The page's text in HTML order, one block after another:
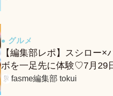
● グルメ
【編集部レポ】スシロー×
ボを一足先に体験♡7月29
ー＆グッズをレポ！
fasme編集部 tokui